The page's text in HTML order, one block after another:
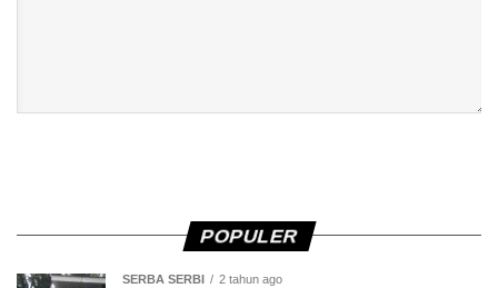
POPULER
SERBA SERBI 2 tahun ago